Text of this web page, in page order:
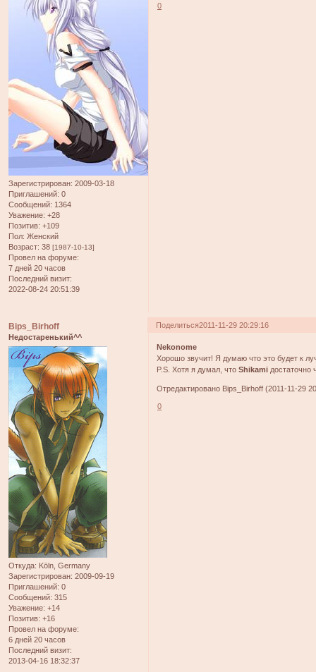
Зарегистрирован: 2009-03-18
Приглашений: 0
Сообщений: 1364
Уважение: +28
Позитив: +109
Пол: Женский
Возраст: 38 [1987-10-13]
Провел на форуме:
7 дней 20 часов
Последний визит:
2022-08-24 20:51:39
0
Поделиться2011-11-29 20:29:16
Bips_Birhoff
Недостаренький^^
Откуда: Köln, Germany
Зарегистрирован: 2009-09-19
Приглашений: 0
Сообщений: 315
Уважение: +14
Позитив: +16
Провел на форуме:
6 дней 20 часов
Последний визит:
2013-04-16 18:32:37
Nekonome
Хорошо звучит! Я думаю что это будет к
P.S. Хотя я думал, чтоShikami достаточно
Отредактировано Bips_Birhoff (2011-11-29
0